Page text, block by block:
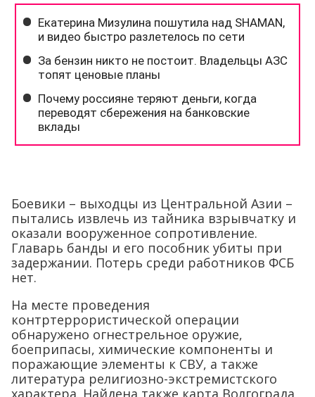
Боевики – выходцы из Центральной Азии –
пытались извлечь из тайника взрывчатку и
оказали вооруженное сопротивление.
Главарь банды и его пособник убиты при
задержании. Потерь среди работников ФСБ
нет.
На месте проведения
контртеррористической операции
обнаружено огнестрельное оружие,
боеприпасы, химические компоненты и
поражающие элементы к СВУ, а также
литература религиозно-экстремистского